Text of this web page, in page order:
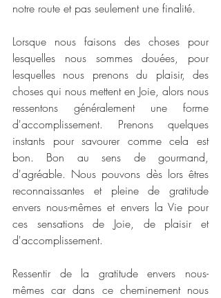
notre route et pas seulement une finalité.
Lorsque nous faisons des choses pour
lesquelles nous sommes douées, pour
lesquelles nous prenons du plaisir, des
choses qui nous mettent en Joie, alors nous
ressentons généralement une forme
d'accomplissement. Prenons quelques
instants pour savourer comme cela est
bon. Bon au sens de gourmand,
d'agréable. Nous pouvons dès lors êtres
reconnaissantes et pleine de gratitude
envers nous-mêmes et envers la Vie pour
ces sensations de Joie, de plaisir et
d'accomplissement.
Ressentir de la gratitude envers nous-
mêmes car dans ce cheminement nous